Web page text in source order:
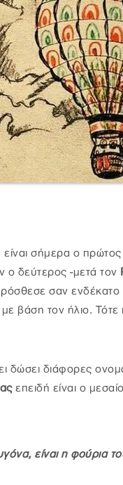
σήμερα ο πρώτος
ο δεύτερος -μετά τον
σαν ενδέκατο
βάση τον ήλιο.
δώσει διάφορες
επειδή είναι ο
είναι η φούρια